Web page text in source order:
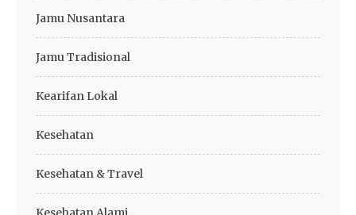
Jamu Nusantara
Jamu Tradisional
Kearifan Lokal
Kesehatan
Kesehatan & Travel